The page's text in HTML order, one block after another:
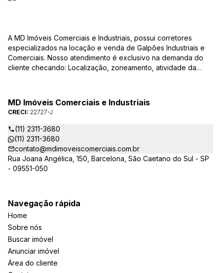
A MD Imóveis Comerciais e Industriais, possui corretores
especializados na locação e venda de Galpões Industriais e
Comerciais. Nosso atendimento é exclusivo na demanda do
cliente checando: Localização, zoneamento, atividade da
atender de verdade a sua necessidade!
MD Imóveis Comerciais e Industriais
CRECI: 22727-J
(11) 2311-3680
(11) 2311-3680
contato@mdimoveiscomerciais.com.br
Rua Joana Angélica, 150, Barcelona, São Caetano do Sul - SP
- 09551-050
Navegação rápida
Home
Sobre nós
Buscar imóvel
Anunciar imóvel
Área do cliente